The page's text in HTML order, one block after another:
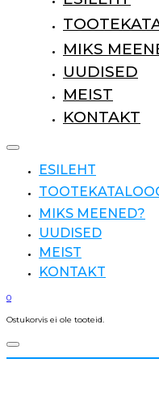
MIKS
UUDISED
MEIST
KONTAKT
ESILEHT
MIKS MEENED?
UUDISED
MEIST
KONTAKT
0
Ostukorvis ei ole tooteid.